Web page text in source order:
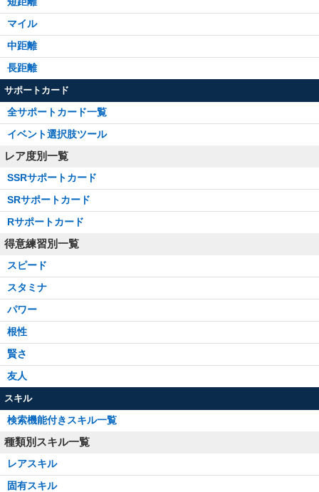
マイル
中距離
長距離
サポートカード
全サポートカード一覧
イベント選択肢ツール
レア度別一覧
SSRサポートカード
SRサポートカード
Rサポートカード
得意練習別一覧
スピード
スタミナ
パワー
根性
賢さ
友人
スキル
検索機能付きスキル一覧
種類別スキル一覧
レアスキル
固有スキル